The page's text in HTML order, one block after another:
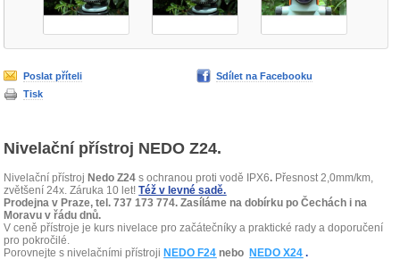
Poslat příteli
Sdílet na Facebooku
Tisk
Nivelační přístroj NEDO Z24.
Nivelační přístroj Nedo Z24s ochranou proti vodě IPX6. Přesnost 2,0mm/km,
zvětšení 24x. Záruka 10 let!Též v levné sadě.
Prodejna v Praze, tel. 737 173 774. Zasíláme na dobírku po Čechách i na
Moravu v řádu dnů.
V ceně přístroje je kurs nivelace pro začátečníky a praktické rady a doporučení
pro pokročilé.
Porovnejte s nivelačními přístrojiNEDO F24 neboNEDO X24 .